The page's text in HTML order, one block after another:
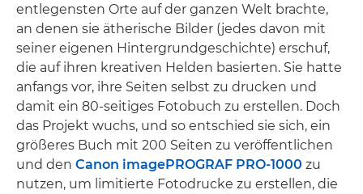
entlegensten Orte auf der ganzen Welt brachte,
an denen sie ätherische Bilder (jedes davon mit
seiner eigenen Hintergrundgeschichte) erschuf,
die auf ihren kreativen Helden basierten. Sie hatte
anfangs vor, ihre Seiten selbst zu drucken und
damit ein 80-seitiges Fotobuch zu erstellen. Doch
das Projekt wuchs, und so entschied sie sich, ein
größeres Buch mit 200 Seiten zu veröffentlichen
und den Canon imagePROGRAF PRO-1000 zu
nutzen, um limitierte Fotodrucke zu erstellen, die